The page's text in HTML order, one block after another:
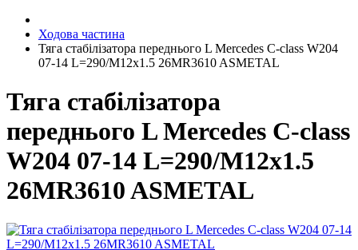
Ходова частина
Тяга стабілізатора переднього L Mercedes C-class W204
07-14 L=290/M12x1.5 26MR3610 ASMETAL
Тяга стабілізатора
переднього L Mercedes C-class
W204 07-14 L=290/M12x1.5
26MR3610 ASMETAL